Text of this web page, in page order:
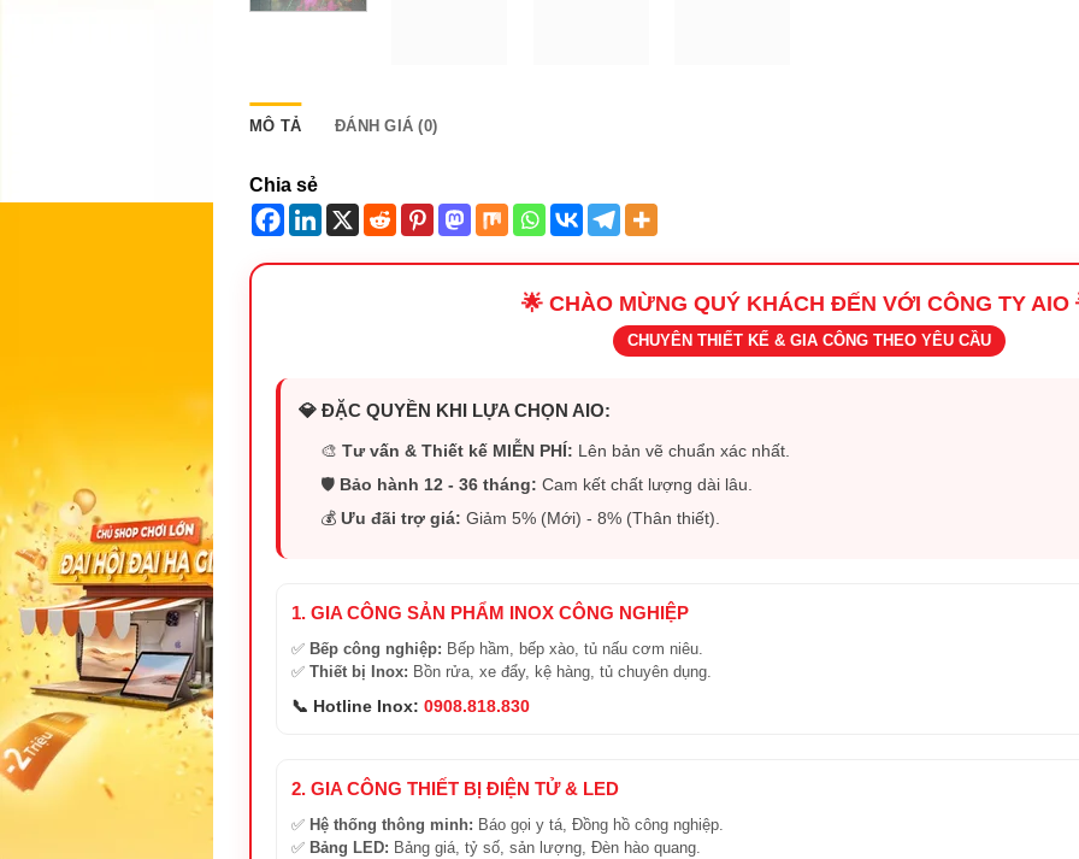
MÔ TẢ ĐÁNH GIÁ (0)
Chia sẻ
🌟 CHÀO MỪNG QUÝ KHÁCH ĐẾN VỚI CÔNG TY AIO
CHUYÊN THIẾT KẾ & GIA CÔNG THEO YÊU CẦU
💎 ĐẶC QUYỀN KHI LỰA CHỌN AIO:
🎨Tư vấn & Thiết kế MIỄN PHÍ: Lên bản vẽ chuẩn xác nhất.
🛡️ Bảo hành 12 - 36 tháng: Cam kết chất lượng dài lâu.
💰Ưu đãi trợ giá: Giảm 5% (Mới) - 8% (Thân thiết).
1. GIA CÔNG SẢN PHẨM INOX CÔNG NGHIỆP
✅ Bếp công nghiệp: Bếp hầm, bếp xào, tủ nấu cơm niêu.
✅ Thiết bị Inox: Bồn rửa, xe đẩy, kệ hàng, tủ chuyên dụng.
📞 Hotline Inox: 0908.818.830
2. GIA CÔNG THIẾT BỊ ĐIỆN TỬ & LED
✅ Hệ thống thông minh: Báo gọi y tá, Đồng hồ công nghiệp.
✅ Bảng LED: Bảng giá, tỷ số, sản lượng, Đèn hào quang.